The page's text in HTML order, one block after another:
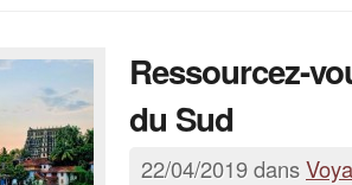
Ressourcez-
du Sud
22/04/2019 dans